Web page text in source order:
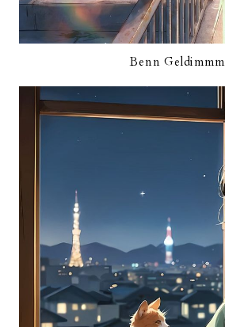
Benn Geldimmm